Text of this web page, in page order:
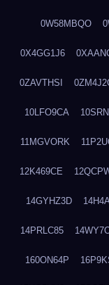
0W58MBQO
0X4GG1J6
0ZAVTHSI
10LFO9CA
11MGVORK
12K469CE
14GYHZ3D
14PRLC85
160ON64P